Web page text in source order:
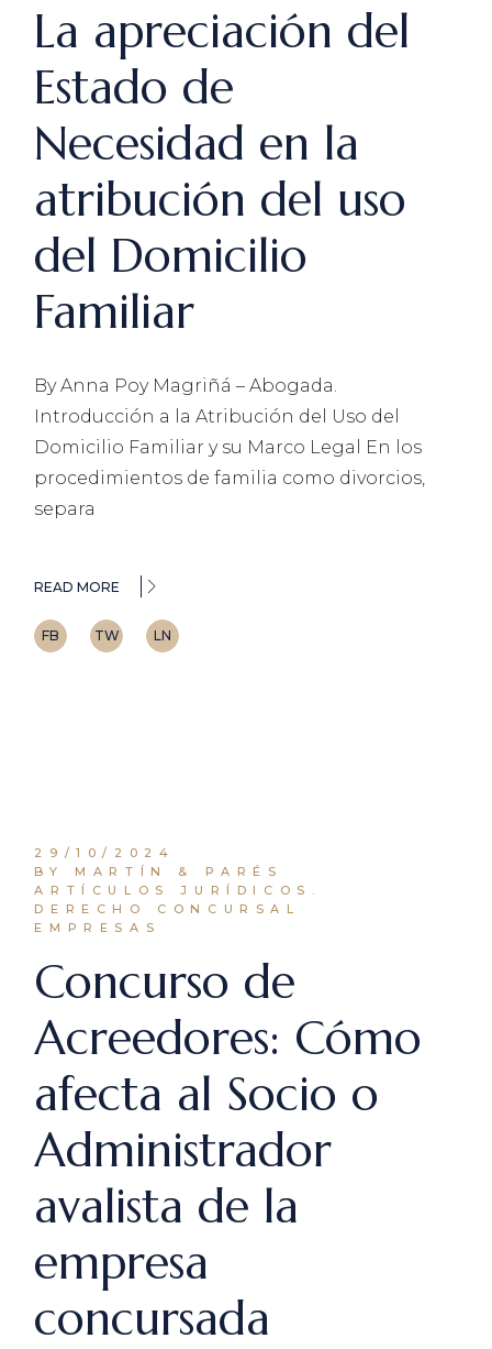
La apreciación del
Estado de
Necesidad en la
atribución del uso
del Domicilio
Familiar
By Anna Poy Magriñá – Abogada.
Introducción a la Atribución del Uso del
Domicilio Familiar y su Marco Legal En los
procedimientos de familia como divorcios,
separa
READ MORE
FB TW LN
29/10/2024
BY MARTÍN & PARÉS
ARTÍCULOS JURÍDICOS.
DERECHO CONCURSAL
EMPRESAS
Concurso de
Acreedores: Cómo
afecta al Socio o
Administrador
avalista de la
empresa
concursada